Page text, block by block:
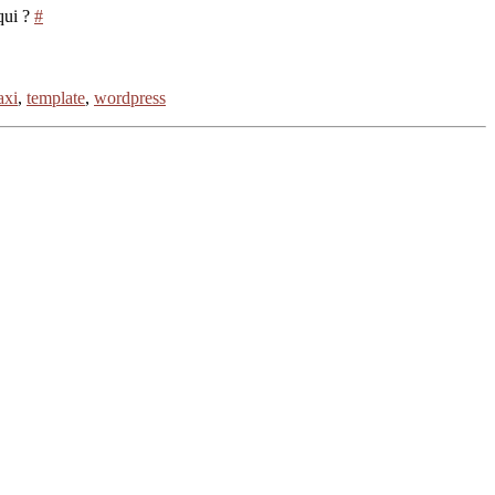
? #
, template, wordpress